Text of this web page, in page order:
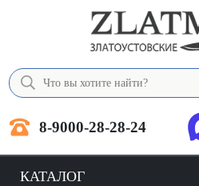
8-9000-28-28-24
КАТАЛОГ